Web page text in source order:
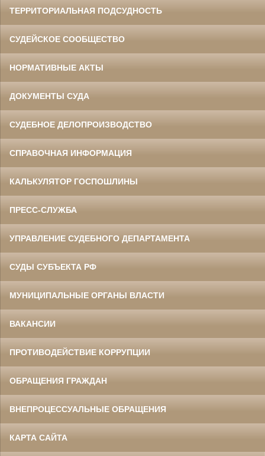
ТЕРРИТОРИАЛЬНАЯ ПОДСУДНОСТЬ
СУДЕЙСКОЕ СООБЩЕСТВО
НОРМАТИВНЫЕ АКТЫ
ДОКУМЕНТЫ СУДА
СУДЕБНОЕ ДЕЛОПРОИЗВОДСТВО
СПРАВОЧНАЯ ИНФОРМАЦИЯ
КАЛЬКУЛЯТОР ГОСПОШЛИНЫ
ПРЕСС-СЛУЖБА
УПРАВЛЕНИЕ СУДЕБНОГО ДЕПАРТАМЕНТА
СУДЫ СУБЪЕКТА РФ
МУНИЦИПАЛЬНЫЕ ОРГАНЫ ВЛАСТИ
ВАКАНСИИ
ПРОТИВОДЕЙСТВИЕ КОРРУПЦИИ
ОБРАЩЕНИЯ ГРАЖДАН
ВНЕПРОЦЕССУАЛЬНЫЕ ОБРАЩЕНИЯ
КАРТА САЙТА